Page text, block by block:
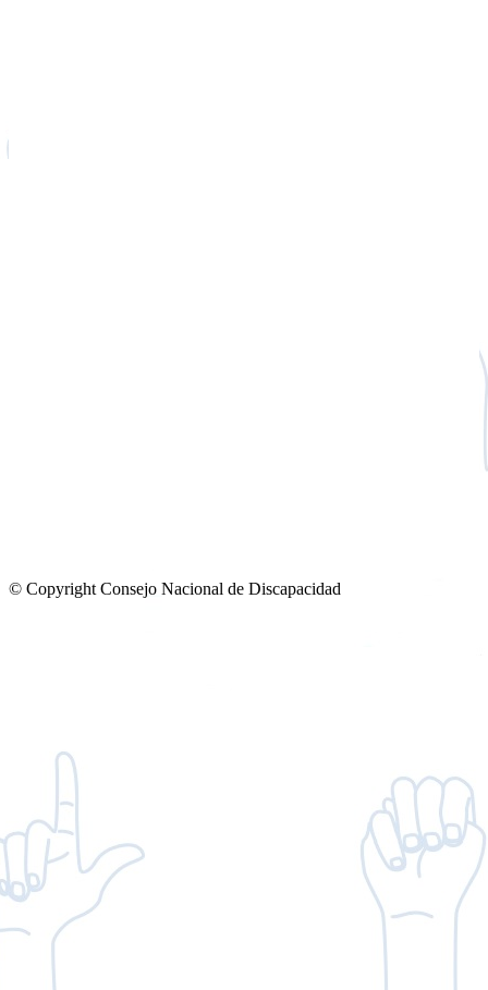
© Copyright Consejo Nacional de Discapacidad